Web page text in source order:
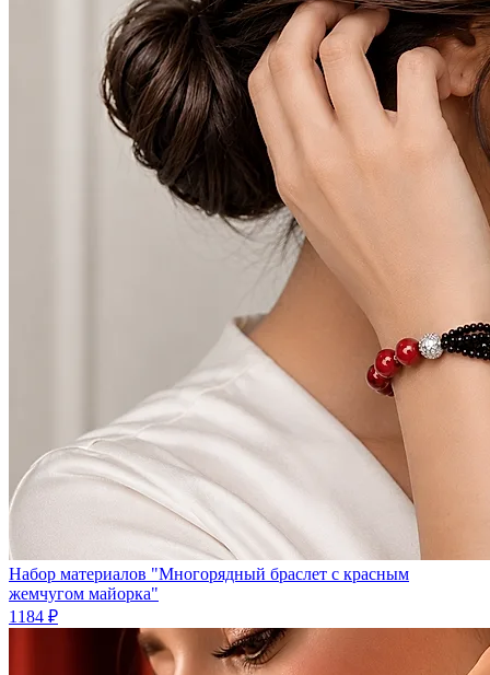
Набор материалов "Многорядный браслет с красным
жемчугом майорка"
1184 ₽